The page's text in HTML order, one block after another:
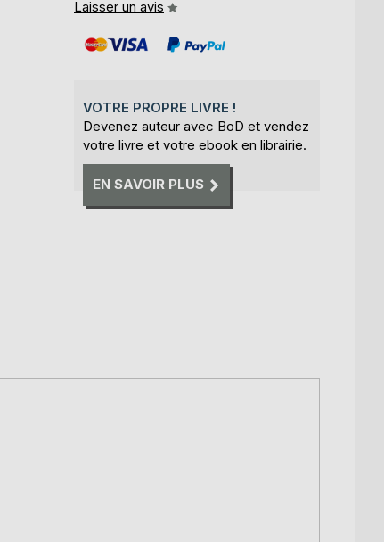
Laisser un avis
VOTRE PROPRE LIVRE !
Devenez auteur avec BoD et vendez
votre livre et votre ebook en librairie.
EN SAVOIR PLUS